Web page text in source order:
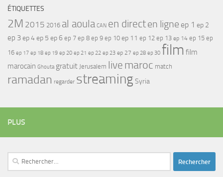
ÉTIQUETTES
2M 2015 2016 al aoula CAN en directen ligne ep 1 ep 2
ep 3ep 4ep 5 ep 6 ep 7 ep 8 ep 9 ep 10 ep 11 ep 12 ep 13 ep 14 ep 15 ep
16 ep 17 ep 18 ep 19 ep 20 ep 21 ep 22 ep 23 ep 27 ep 28 ep 30 film film
marocain Ghouta gratuit Jerusalem live maroc match
ramadan regarder streamingSyria
PLUS
Rechercher :